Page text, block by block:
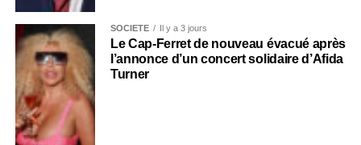
SOCIÉTÉ Il y a 3 jours
Le Cap-Ferret de nouveau évacué après
l’annonce d’un concert solidaire d’Afida
Turner